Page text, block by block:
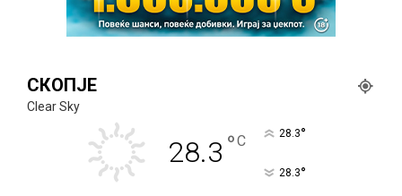
СКОПЈЕ
Clear Sky
28.3 °C 28.3°
28.3°